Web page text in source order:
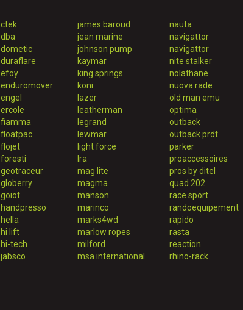
ctek
dba
dometic
duraflare
efoy
enduromover
engel
ercole
fiamma
floatpac
flojet
foresti
geotraceur
globerry
goiot
handpresso
hella
hi lift
hi-tech
jabsco
james baroud
jean marine
johnson pump
kaymar
king springs
koni
lazer
leatherman
legrand
lewmar
light force
lra
mag lite
magma
manson
marinco
marks4wd
marlow ropes
milford
msa international
nauta
navigattor
navigattor
nite stalker
nolathane
nuova rade
old man emu
optima
outback
outback prdt
parker
proaccessoires
pros by ditel
quad 202
race sport
randoequipement
rapido
rasta
reaction
rhino-rack